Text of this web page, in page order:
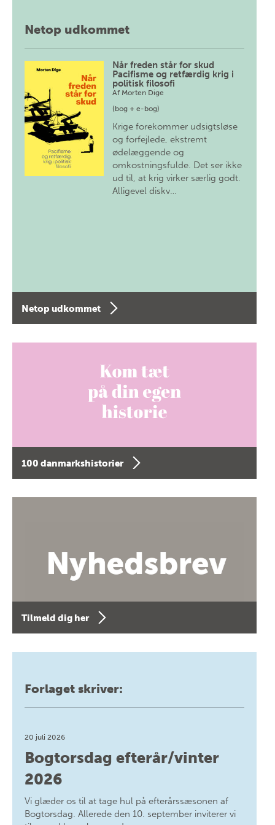
Netop udkommet
Når freden står for skud
Pacifisme og retfærdig krig i
politisk filosofi
Af Morten Dige
(bog + e-bog)
Krige forekommer udsigtsløse
og forfejlede, ekstremt
ødelæggende og
omkostningsfulde. Det ser ikke
ud til, at krig virker særlig godt.
Alligevel diskv…
Netop udkommet
100 danmarkshistorier
Tilmeld dig her
Forlaget skriver:
20 juli 2026
Bogtorsdag efterår/vinter
2026
Vi glæder os til at tage hul på efterårssæsonen af
Bogtorsdag. Allerede den 10. september inviterer vi